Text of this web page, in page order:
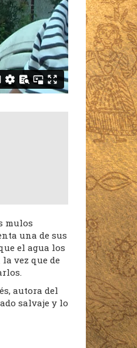
mulos
una de sus
el agua los
vez que de
autora del
salvaje y lo